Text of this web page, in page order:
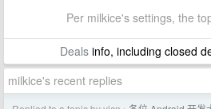
Per milkice's settings, the
Dealsinfo, including closed
milkice's recent replies